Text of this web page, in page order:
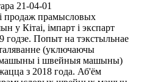
21-04-01
продаж прамысловых
у Кітаі, імпарт і экспарт
годзе. Попыт на тэкстыльнае
(уключаючы
машыны і швейныя машыны)
з 2018 года. Аб'ём